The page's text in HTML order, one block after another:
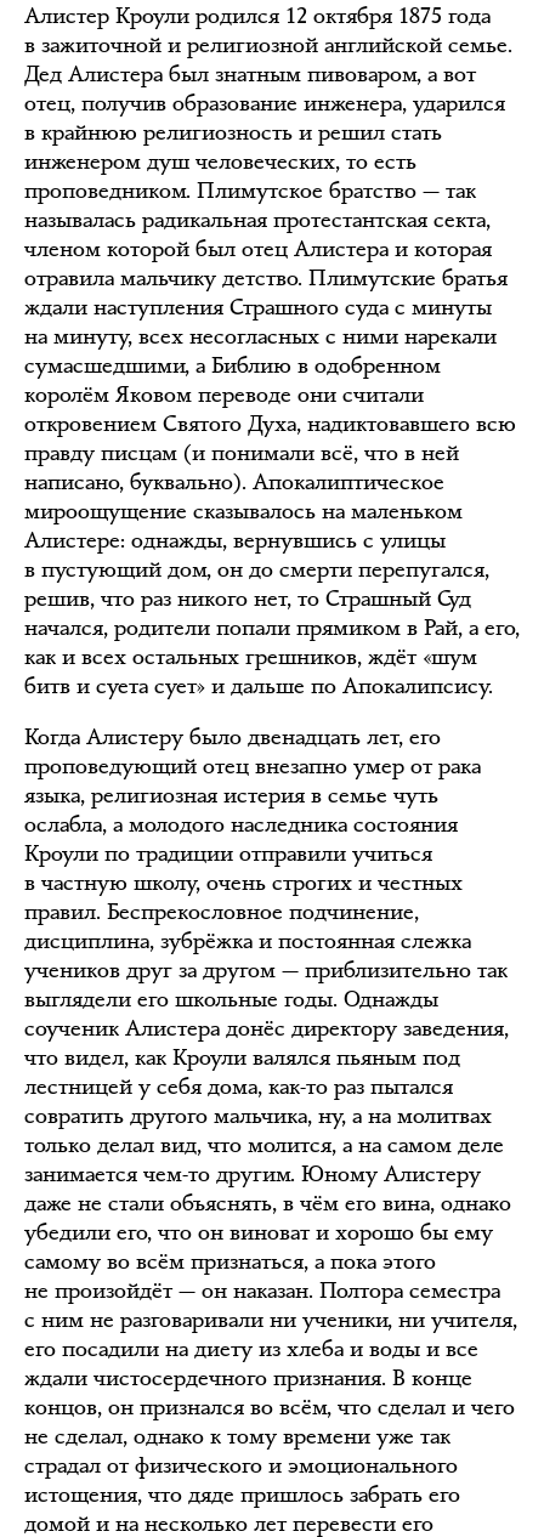
Алистер Кроули родился 12 октября 1875 года
в зажиточной и религиозной английской семье.
Дед Алистера был знатным пивоваром, а вот
отец, получив образование инженера, ударился
в крайнюю религиозность и решил стать
инженером душ человеческих, то есть
проповедником. Плимутское братство — так
называлась радикальная протестантская секта,
членом которой был отец Алистера и которая
отравила мальчику детство. Плимутские братья
ждали наступления Страшного суда с минуты
на минуту, всех несогласных с ними нарекали
сумасшедшими, а Библию в одобренном
королём Яковом переводе они считали
откровением Святого Духа, надиктовавшего всю
правду писцам (и понимали всё, что в ней
написано, буквально). Апокалиптическое
мироощущение сказывалось на маленьком
Алистере: однажды, вернувшись с улицы
в пустующий дом, он до смерти перепугался,
решив, что раз никого нет, то Страшный Суд
начался, родители попали прямиком в Рай, а его,
как и всех остальных грешников, ждёт «шум
битв и суета сует» и дальше по Апокалипсису.
Когда Алистеру было двенадцать лет, его
проповедующий отец внезапно умер от рака
языка, религиозная истерия в семье чуть
ослабла, а молодого наследника состояния
Кроули по традиции отправили учиться
в частную школу, очень строгих и честных
правил. Беспрекословное подчинение,
дисциплина, зубрёжка и постоянная слежка
учеников друг за другом — приблизительно так
выглядели его школьные годы. Однажды
соученик Алистера донёс директору заведения,
что видел, как Кроули валялся пьяным под
лестницей у себя дома, как-то раз пытался
совратить другого мальчика, ну, а на молитвах
только делал вид, что молится, а на самом деле
занимается чем-то другим. Юному Алистеру
даже не стали объяснять, в чём его вина, однако
убедили его, что он виноват и хорошо бы ему
самому во всём признаться, а пока этого
не произойдёт — он наказан. Полтора семестра
с ним не разговаривали ни ученики, ни учителя,
его посадили на диету из хлеба и воды и все
ждали чистосердечного признания. В конце
концов, он признался во всём, что сделал и чего
не сделал, однако к тому времени уже так
страдал от физического и эмоционального
истощения, что дяде пришлось забрать его
домой и на несколько лет перевести его